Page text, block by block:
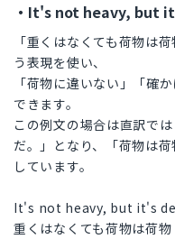
・It's not heavy, but
「重くはなくても荷物
う表現を使い、
「荷物に違いない」「確
できます。
この例文の場合は直訳で
だ。」となり、「荷物は
しています。
It's not heavy, but it's
重くはなくても荷物は荷物